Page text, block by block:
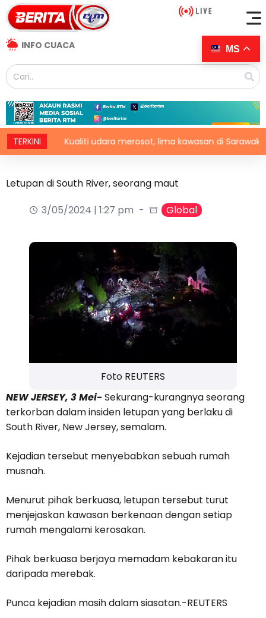
INFO CUACA
TERKINIKualiti udara merosot, lima kawasan di Sarawak catat
Letupan di South River, seorang maut
3/05/2024 | 1:27 pm
Global
Foto REUTERS
NEW JERSEY, 3 Mei-Sekurang-kurangnya seorang
terkorban dalam insiden letupan yang berlaku di
South River, New Jersey, semalam.
Kejadian tersebut menyebabkan sebuah rumah
musnah.
Menurut pihak berkuasa, letupan tersebut turut
menjejaskan kawasan berkenaan dengan setiap
rumah mengalami kerosakan.
Pihak berkuasa berjaya memadam kebakaran itu
daripada merebak.
Punca kejadian masih dalam siasatan.-REUTERS
MS